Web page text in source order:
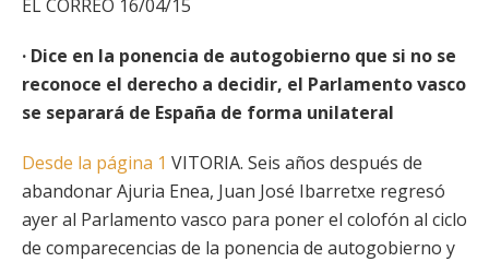
EL CORREO 16/04/15
· Dice en la ponencia de autogobierno que si no se
reconoce el derecho a decidir, el Parlamento vasco
se separará de España de forma unilateral
Desde la página 1 VITORIA. Seis años después de
abandonar Ajuria Enea, Juan José Ibarretxe regresó
ayer al Parlamento vasco para poner el colofón al ciclo
de comparecencias de la ponencia de autogobierno y